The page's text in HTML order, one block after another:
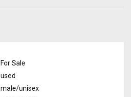
For Sale
used
male/unisex